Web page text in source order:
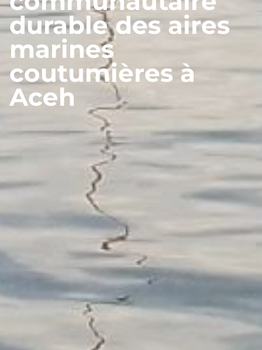
durable des aires
marines
coutumières à
Aceh